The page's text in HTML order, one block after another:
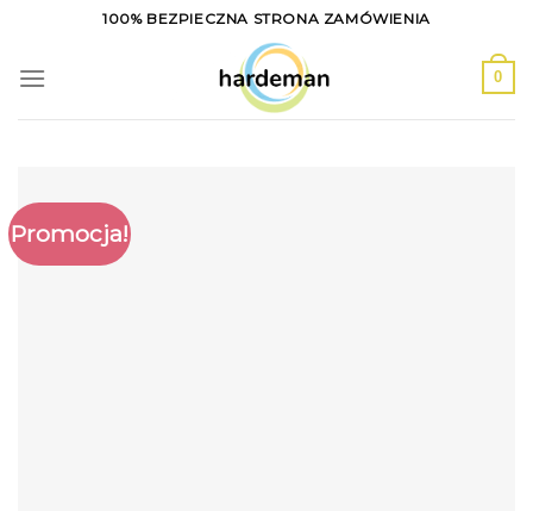
content
100% BEZPIECZNA STRONA ZAMÓWIENIA
0
Promocja!